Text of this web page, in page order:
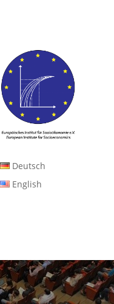
Deutsch
English